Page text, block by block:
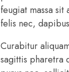
feugiat massa
felis nec,
Curabitur
sagittis pharetra